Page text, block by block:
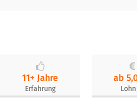
11+ Jahre
Erfahrung
ab